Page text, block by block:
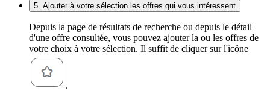
5. Ajouter à votre sélection les offres qui vous intéressent
Depuis la page de résultats de recherche ou depuis le détail
d'une offre consultée, vous pouvez ajouter la ou les offres de
votre choix à votre sélection. Il suffit de cliquer sur l'icône
.